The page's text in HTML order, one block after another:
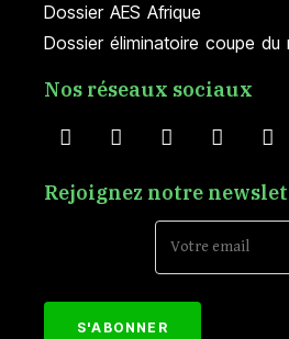
Dossier AES Afrique
Dossier éliminatoire coupe du
Nos réseaux sociaux
Rejoignez notre